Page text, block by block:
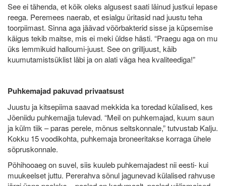
See ei tähenda, et kõik oleks algusest saati läinud justkui lepase
reega. Peremees naerab, et esialgu üritasid nad juustu teha
toorpiimast. Sinna aga jäävad võõrbakterid sisse ja küpsemise
käigus tekib maitse, mis ei meki üldse hästi. “Praegu aga on mu
üks lemmikuid halloumi-juust. See on grilljuust, käib
kuumutamistsüklist läbi ja on alati väga hea kvaliteediga!”
Puhkemajad pakuvad privaatsust
Juustu ja kitsepiima saavad mekkida ka toredad külalised, kes
Jõeniidu puhkemajja tulevad. “Meil on puhkemajad, kuum saun
ja külm tiik – paras perele, mõnus seltskonnale,” tutvustab Kalju.
Kokku 15 voodikohta, puhkemaja broneeritakse korraga ühele
sõpruskonnale.
Põhihooaeg on suvel, siis kuuleb puhkemajadest nii eesti- kui
muukeelset juttu. Pererahva sõnul jagunevad külalised rahvuse